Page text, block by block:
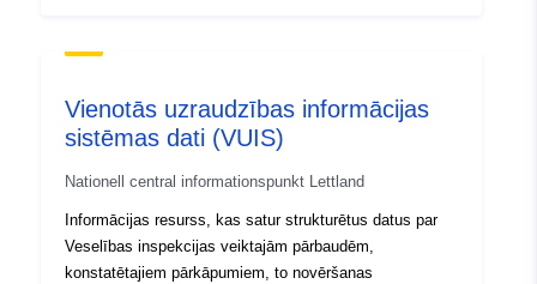
Vienotās uzraudzības informācijas
sistēmas dati (VUIS)
Nationell central informationspunkt Lettland
Informācijas resurss, kas satur strukturētus datus par
Veselības inspekcijas veiktajām pārbaudēm,
konstatētajiem pārkāpumiem, to novēršanas